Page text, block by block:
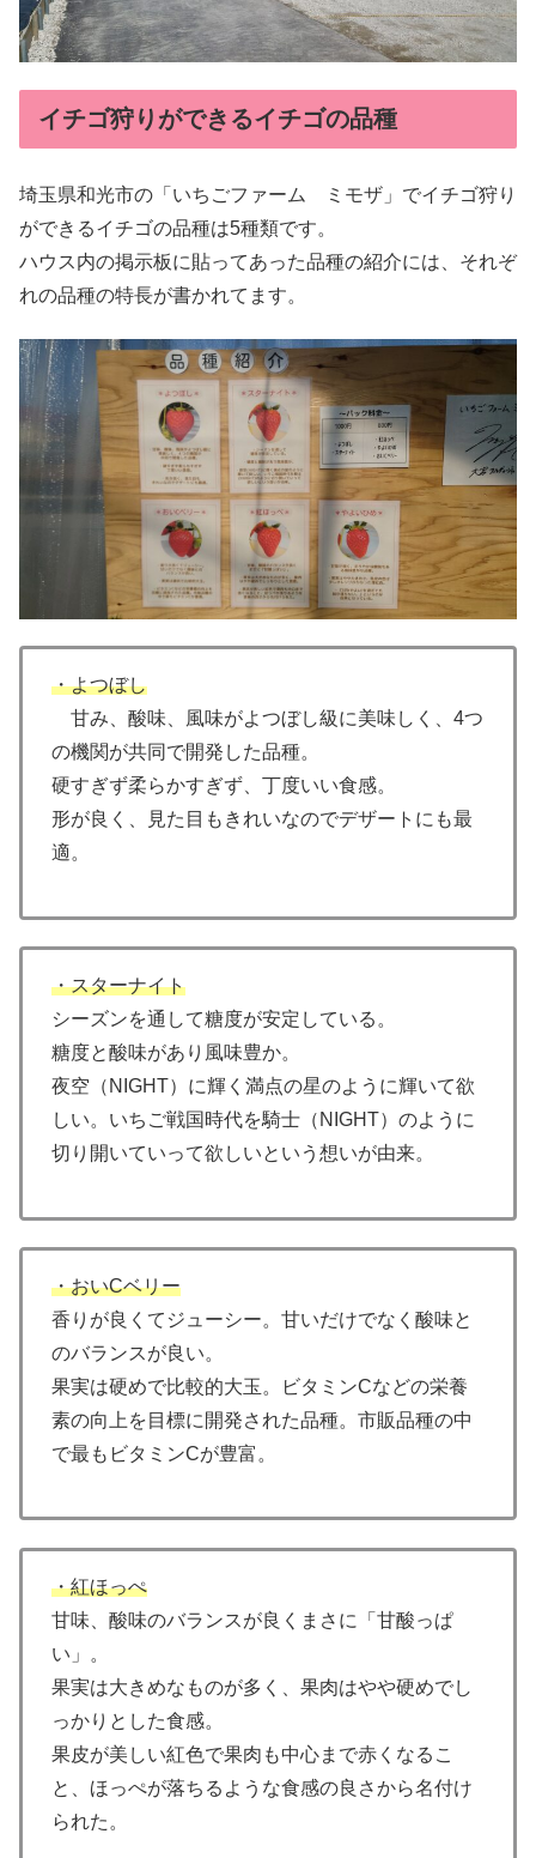
イチゴ狩りができるイチゴの品種
埼玉県和光市の「いちごファーム ミモザ」でイチゴ狩り
ができるイチゴの品種は5種類です。
ハウス内の掲示板に貼ってあった品種の紹介には、それぞ
れの品種の特長が書かれてます。
・よつぼし
甘み、酸味、風味がよつぼし級に美味しく、4つ
の機関が共同で開発した品種。
硬すぎず柔らかすぎず、丁度いい食感。
形が良く、見た目もきれいなのでデザートにも最
適。
・スターナイト
シーズンを通して糖度が安定している。
糖度と酸味があり風味豊か。
夜空（NIGHT）に輝く満点の星のように輝いて欲
しい。いちご戦国時代を騎士（NIGHT）のように
切り開いていって欲しいという想いが由来。
・おいCベリー
香りが良くてジューシー。甘いだけでなく酸味と
のバランスが良い。
果実は硬めで比較的大玉。ビタミンCなどの栄養
素の向上を目標に開発された品種。市販品種の中
で最もビタミンCが豊富。
・紅ほっぺ
甘味、酸味のバランスが良くまさに「甘酸っぱ
い」。
果実は大きめなものが多く、果肉はやや硬めでし
っかりとした食感。
果皮が美しい紅色で果肉も中心まで赤くなるこ
と、ほっぺが落ちるような食感の良さから名付け
られた。